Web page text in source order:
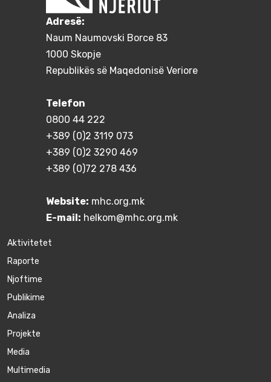
Adresë:
Naum Naumovski Borce 83
1000 Skopje
Republikës së Maqedonisë Veriore
Telefon
0800 44 222
+389 (0)2 3119 073
+389 (0)2 3290 469
+389 (0)72 278 436
Website: mhc.org.mk
E-mail: helkom@mhc.org.mk
Aktivitetet
Raporte
Njoftime
Publikime
Аnaliza
Projekte
Media
Multimedia